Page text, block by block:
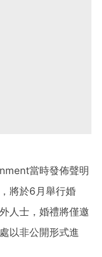
當時發佈聲明
將於6月舉行婚
人士，婚禮將僅邀
以非公開形式進